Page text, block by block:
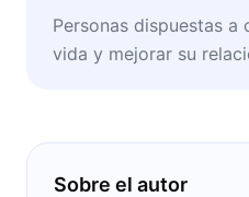
Personas dispuestas a
vida y mejorar su
Sobre el autor